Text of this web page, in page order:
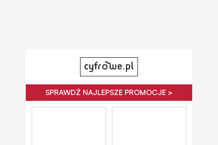
SPRAWDŹ NAJLEPSZE PROMOCJE >